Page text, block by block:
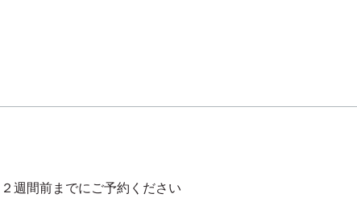
２週間前までにご予約ください